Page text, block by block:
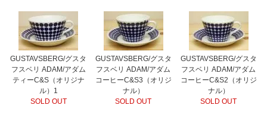
GUSTAVSBERG/グスタ
フスベリ ADAM/アダム
ティーC&S（オリジナ
ル）1
SOLD OUT
GUSTAVSBERG/グスタ
フスベリ ADAM/アダム
コーヒーC&S3（オリジ
ナル）
SOLD OUT
GUSTAVSBERG/グスタ
フスベリ ADAM/アダム
コーヒーC&S2（オリジ
ナル）
SOLD OUT